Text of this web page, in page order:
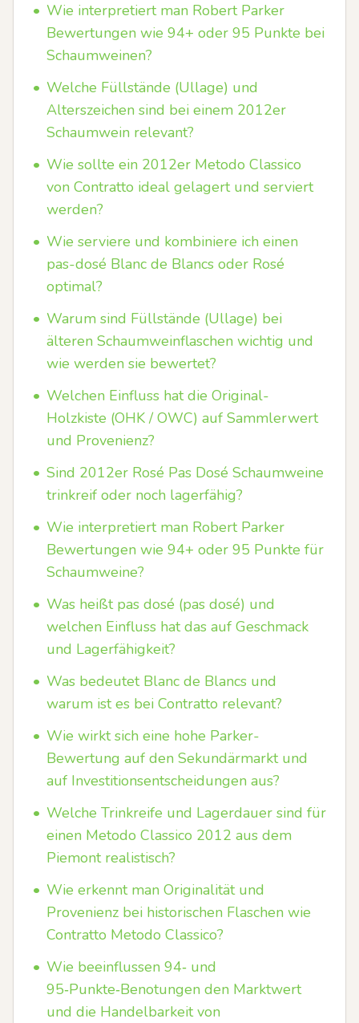
• Wie interpretiert man Robert Parker
Bewertungen wie 94+ oder 95 Punkte bei
Schaumweinen?
• Welche Füllstände (Ullage) und
Alterszeichen sind bei einem 2012er
Schaumwein relevant?
• Wie sollte ein 2012er Metodo Classico
von Contratto ideal gelagert und serviert
werden?
• Wie serviere und kombiniere ich einen
pas-dosé Blanc de Blancs oder Rosé
optimal?
• Warum sind Füllstände (Ullage) bei
älteren Schaumweinflaschen wichtig und
wie werden sie bewertet?
• Welchen Einfluss hat die Original-
Holzkiste (OHK / OWC) auf Sammlerwert
und Provenienz?
• Sind 2012er Rosé Pas Dosé Schaumweine
trinkreif oder noch lagerfähig?
• Wie interpretiert man Robert Parker
Bewertungen wie 94+ oder 95 Punkte für
Schaumweine?
• Was heißt pas dosé (pas dosé) und
welchen Einfluss hat das auf Geschmack
und Lagerfähigkeit?
• Was bedeutet Blanc de Blancs und
warum ist es bei Contratto relevant?
• Wie wirkt sich eine hohe Parker-
Bewertung auf den Sekundärmarkt und
auf Investitionsentscheidungen aus?
• Welche Trinkreife und Lagerdauer sind für
einen Metodo Classico 2012 aus dem
Piemont realistisch?
• Wie erkennt man Originalität und
Provenienz bei historischen Flaschen wie
Contratto Metodo Classico?
• Wie beeinflussen 94‑ und
95‑Punkte‑Benotungen den Marktwert
und die Handelbarkeit von